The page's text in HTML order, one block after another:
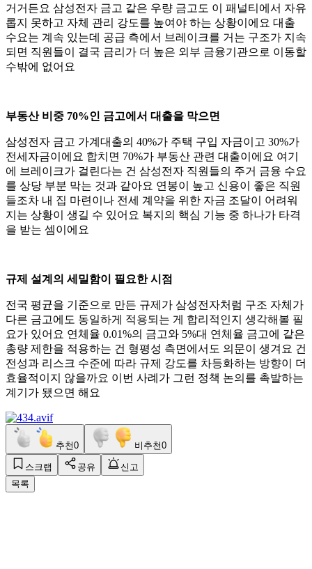
거거든요 삼성전자 금고 같은 우량 금고도 이 패널티에서 자유
롭지 못하고 자체 관리 강도를 높여야 하는 상황이에요 대출
수요는 계속 있는데 공급 측에서 브레이크를 거는 구조가 지속
되면 직원들이 결국 금리가 더 높은 외부 금융기관으로 이동할
수밖에 없어요
부동산 비중 70%인 금고에서 대출을 막으면
삼성전자 금고 가계대출의 40%가 주택 구입 자금이고 30%가
전세자금이에요 합치면 70%가 부동산 관련 대출이에요 여기
에 브레이크가 걸린다는 건 삼성전자 직원들의 주거 금융 수요
를 상당 부분 막는 것과 같아요 연봉이 높고 신용이 좋은 직원
들조차 내 집 마련이나 전세 계약을 위한 자금 조달이 어려워
지는 상황이 생길 수 있어요 복지의 핵심 기능 중 하나가 타격
을 받는 셈이에요
규제 설계의 세밀함이 필요한 시점
전국 평균을 기준으로 만든 규제가 삼성전자처럼 구조 자체가
다른 금고에도 동일하게 적용되는 게 합리적인지 생각해볼 필
요가 있어요 연체율 0.01%의 금고와 5%대 연체율 금고에 같은
총량 제한을 적용하는 건 형평성 측면에서도 의문이 생겨요 건
전성과 리스크 수준에 따라 규제 강도를 차등화하는 방향이 더
효율적이지 않을까요 이번 사례가 그런 정책 논의를 촉발하는
계기가 됐으면 해요
추천0 비추천0
스크랩 공유
신고
목록